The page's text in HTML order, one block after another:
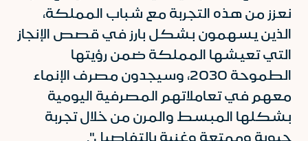
نعزز من هذه التجربة مع شباب المملكة،
الذين يسهمون بشكل بارز في قصص الإنجاز
التي تعيشها المملكة ضمن رؤيتها
الطموحة 2030، وسيجدون مصرف الإنماء
معهم في تعاملاتهم المصرفية اليومية
بشكلها المبسط والمرن من خلال تجربة
حيوية وممتعة وغنية بالتفاصيل".